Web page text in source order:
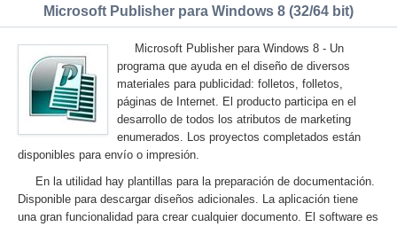
Microsoft Publisher para Windows 8 (32/64 bit)
Microsoft Publisher para Windows 8 - Un
programa que ayuda en el diseño de diversos
materiales para publicidad: folletos, folletos,
páginas de Internet. El producto participa en el
desarrollo de todos los atributos de marketing
enumerados. Los proyectos completados están
disponibles para envío o impresión.
En la utilidad hay plantillas para la preparación de documentación.
Disponible para descargar diseños adicionales. La aplicación tiene
una gran funcionalidad para crear cualquier documento. El software es